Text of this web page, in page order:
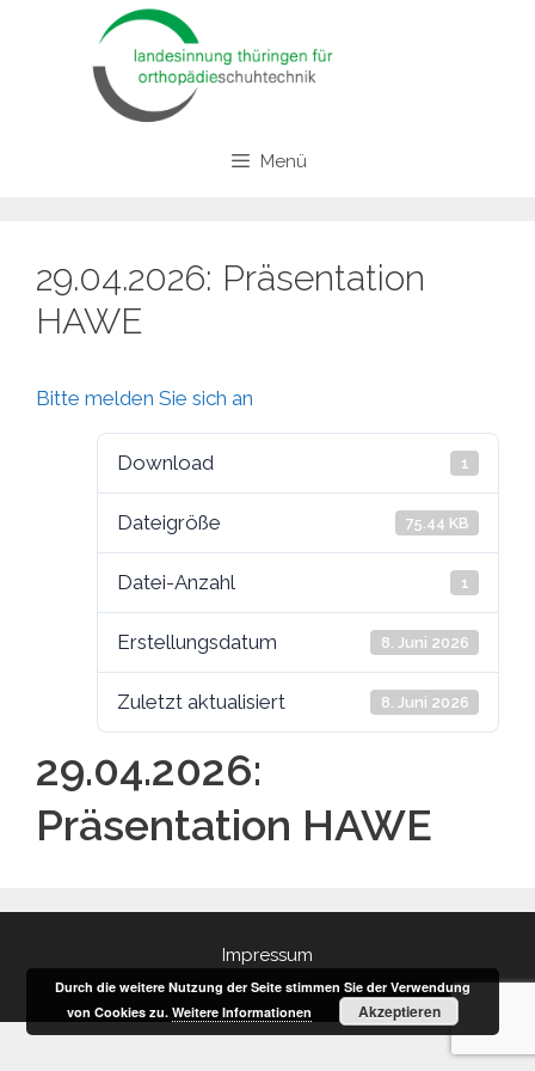
Menü
29.04.2026: Präsentation
HAWE
Bitte melden Sie sich an
Download 1
Dateigröße 75.44 KB
Datei-Anzahl 1
Erstellungsdatum 8. Juni 2026
Zuletzt aktualisiert 8. Juni 2026
29.04.2026:
Präsentation HAWE
Impressum
Durch die weitere Nutzung der Seite stimmen Sie der Verwendung
von Cookies zu.Weitere Informationen Akzeptieren